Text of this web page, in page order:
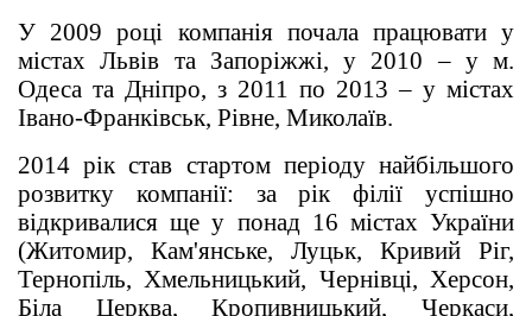
У 2009 році компанія почала працювати у
містах Львів та Запоріжжі, у 2010 – у м.
Одеса та Дніпро, з 2011 по 2013 – у містах
Івано-Франківськ, Рівне, Миколаїв.
2014 рік став стартом періоду найбільшого
розвитку компанії: за рік філії успішно
відкривалися ще у понад 16 містах України
(Житомир, Кам'янське, Луцьк, Кривий Ріг,
Тернопіль, Хмельницький, Чернівці, Херсон,
Біла Церква, Кропивницький, Черкаси,